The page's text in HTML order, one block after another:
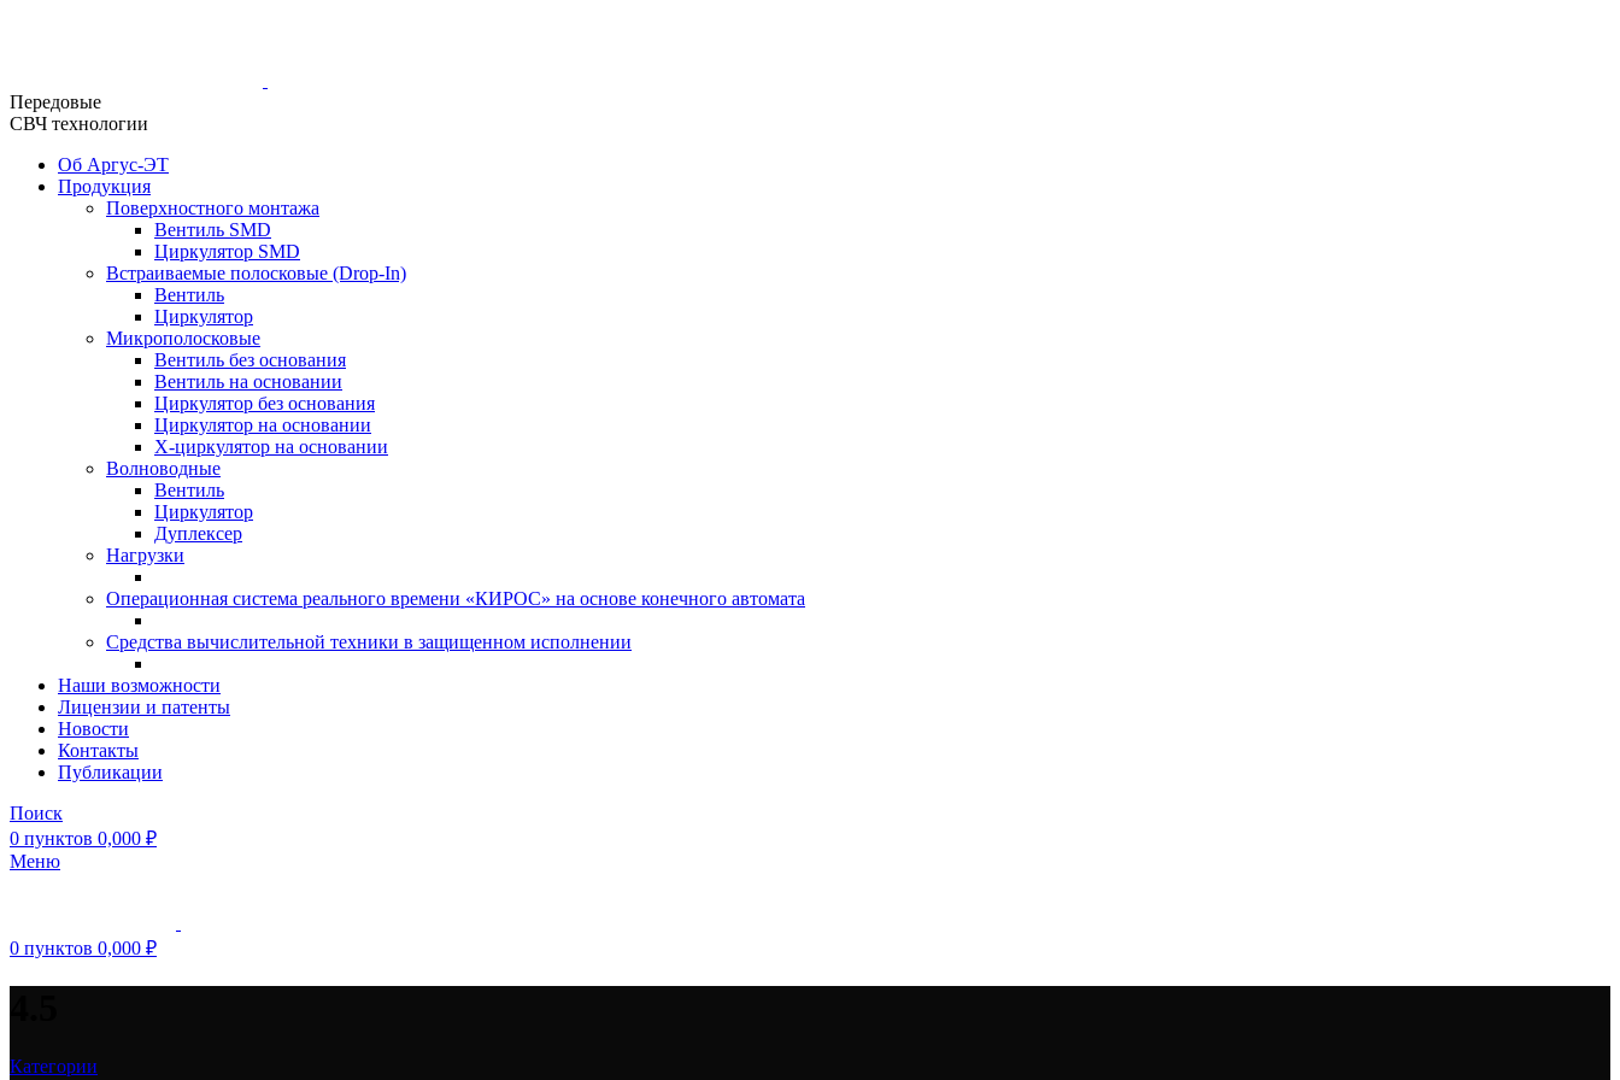
Передовые
СВЧ технологии
Об Аргус-ЭТ
Продукция
Поверхностного монтажа
Вентиль SMD
Циркулятор SMD
Встраиваемые полосковые (Drop-In)
Вентиль
Циркулятор
Микрополосковые
Вентиль без основания
Вентиль на основании
Циркулятор без основания
Циркулятор на основании
Х-циркулятор на основании
Волноводные
Вентиль
Циркулятор
Дуплексер
Нагрузки
Операционная система реального времени «КИРОС» на основе конечного автомата
Средства вычислительной техники в защищенном исполнении
Наши возможности
Лицензии и патенты
Новости
Контакты
Публикации
Поиск
0 пунктов 0,000 ₽
Меню
0 пунктов 0,000 ₽
Категории